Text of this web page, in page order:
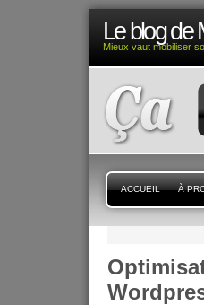
Le blog de
Mieux vaut mobiliser
ACCUEIL À